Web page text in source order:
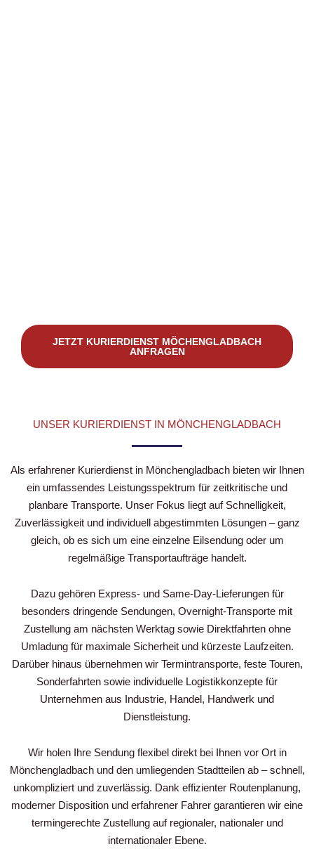
JETZT KURIERDIENST MÖCHENGLADBACH
ANFRAGEN
UNSER KURIERDIENST IN MÖNCHENGLADBACH
Als erfahrener Kurierdienst in Mönchengladbach bieten wir Ihnen
ein umfassendes Leistungsspektrum für zeitkritische und
planbare Transporte. Unser Fokus liegt auf Schnelligkeit,
Zuverlässigkeit und individuell abgestimmten Lösungen – ganz
gleich, ob es sich um eine einzelne Eilsendung oder um
regelmäßige Transportaufträge handelt.
Dazu gehören Express- und Same-Day-Lieferungen für
besonders dringende Sendungen, Overnight-Transporte mit
Zustellung am nächsten Werktag sowie Direktfahrten ohne
Umladung für maximale Sicherheit und kürzeste Laufzeiten.
Darüber hinaus übernehmen wir Termintransporte, feste Touren,
Sonderfahrten sowie individuelle Logistikkonzepte für
Unternehmen aus Industrie, Handel, Handwerk und
Dienstleistung.
Wir holen Ihre Sendung flexibel direkt bei Ihnen vor Ort in
Mönchengladbach und den umliegenden Stadtteilen ab – schnell,
unkompliziert und zuverlässig. Dank effizienter Routenplanung,
moderner Disposition und erfahrener Fahrer garantieren wir eine
termingerechte Zustellung auf regionaler, nationaler und
internationaler Ebene.